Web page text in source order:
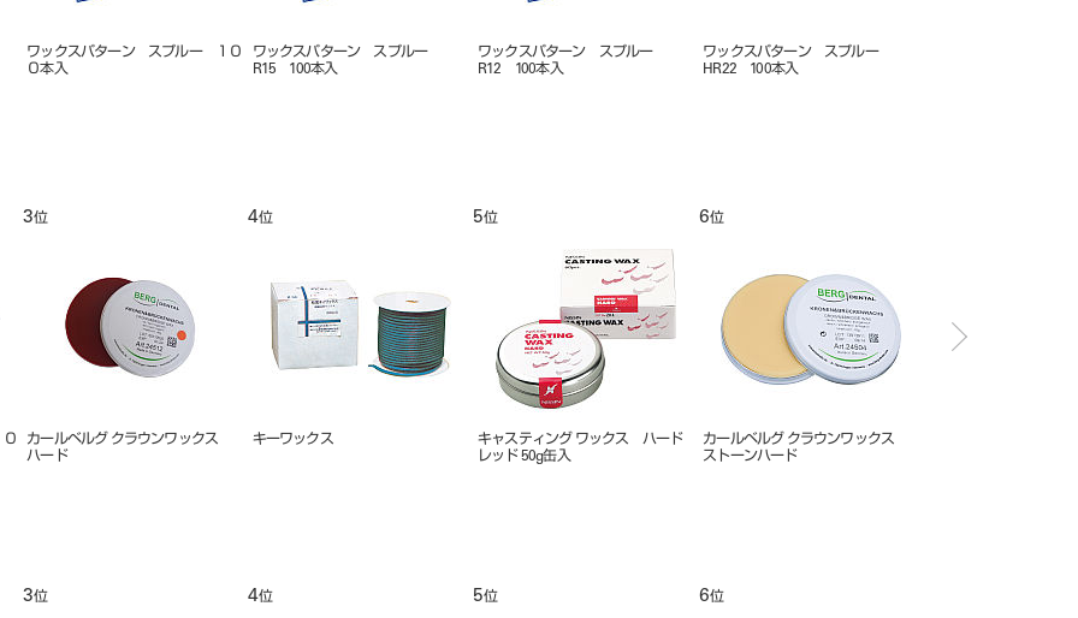
ワックスパターン スプルー １０
０本入
ワックスパターン スプルー
HR16 100本入
ワックスパターン スプルー
HR14 100本入
ワックスパターン スプルー
R05 100本入
9位
ワックスパターン スプルー ５０
本入
10位
松風ブルー インレーワックス
11位
松風ステップルシートワックス コ
ース（荒） 0.35mm
12位
ワックスパターン スプルー
R05 100本入
9位 10位 11位 12位